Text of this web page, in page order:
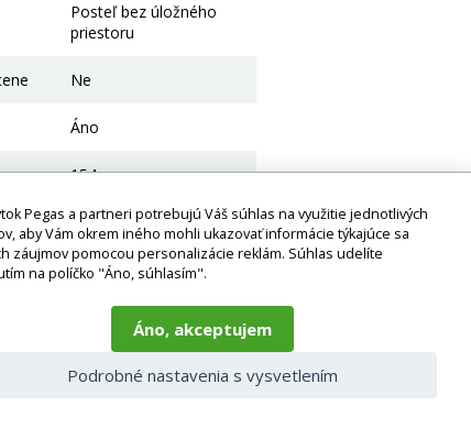
Posteľ bez úložného
priestoru
Ne
Áno
154
196
97
90 x 190 cm
Pegas a partneri potrebujú Váš súhlas na využitie jednotlivých
aby Vám okrem iného mohli ukazovať informácie týkajúce sa
záujmov pomocou personalizácie reklám. Súhlas udelíte
na políčko "Áno, súhlasím".
Áno, akceptujem
Podrobné nastavenia s vysvetlením